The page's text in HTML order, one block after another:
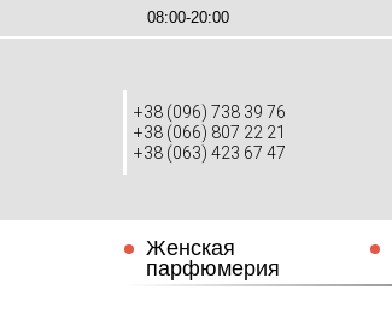
08:00-20:00
+38 (096) 738 39 76
+38 (066) 807 22 21
+38 (063) 423 67 47
Женская
парфюмерия